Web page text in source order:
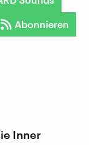
Abonnieren
Inner